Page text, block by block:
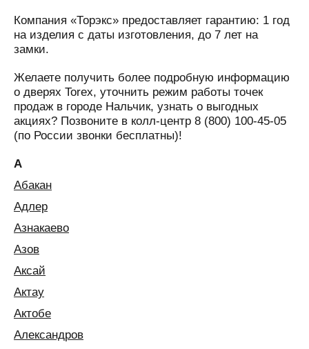
Компания «Торэкс» предоставляет гарантию: 1 год
на изделия с даты изготовления, до 7 лет на
замки.
Желаете получить более подробную информацию
о дверях Torex, уточнить режим работы точек
продаж в городе Нальчик, узнать о выгодных
акциях? Позвоните в колл-центр 8 (800) 100-45-05
(по России звонки бесплатны)!
А
Абакан
Адлер
Азнакаево
Азов
Аксай
Актау
Актобе
Александров